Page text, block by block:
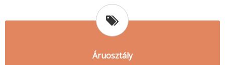
Áruosztály